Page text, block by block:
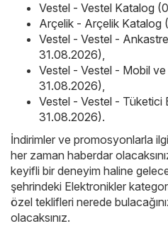
Vestel - Vestel Katalog
Arçelik - Arçelik
Vestel - Vestel -
31.08.2026),
Vestel - Vestel - Mobil ve
31.08.2026),
Vestel - Vestel -
31.08.2026).
İndirimler ve promosyonlarla
her zaman haberdar
keyifli bir deneyim haline
şehrindeki Elektronikler
özel teklifleri nerede
olacaksınız.